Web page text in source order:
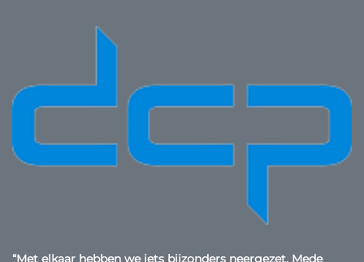
“Met elkaar hebben we iets bijzonders neergezet. Mede